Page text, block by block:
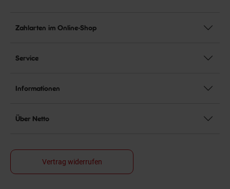
Zahlarten im Online-Shop
Service
Informationen
Über Netto
Vertrag widerrufen